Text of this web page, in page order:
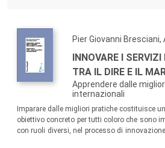
Pier Giovanni
INNOVARE I
TRA IL DIRE E IL
Apprendere dalle
internazionali
Imparare dalle migliori pratiche costituisce
obiettivo concreto per tutti coloro che sono
con ruoli diversi, nel processo di
volume presenta i risultati di una